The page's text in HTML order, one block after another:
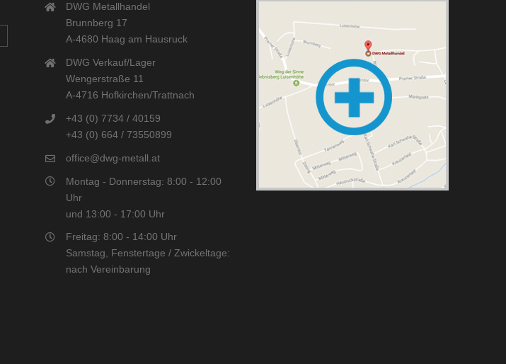
DWG Metallhandel
Brunnberg 17
A-4680 Haag am Hausruck
DWG Verkauf/Lager
Wengerstraße 11
A-4716 Hofkirchen/Trattnach
+43 (0) 7734 / 40159
+43 (0) 664 / 73550899
office@dwg-metall.at
Montag - Donnerstag: 8:00 - 12:00
Uhr
und 13:00 - 17:00 Uhr
Freitag: 8:00 - 14:00 Uhr
Samstag, Fenstertage / Zwickeltage:
nach Vereinbarung